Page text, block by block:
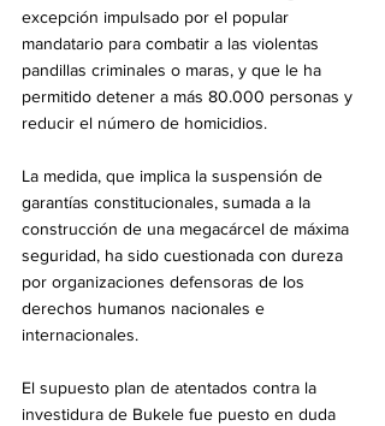
excepción impulsado por el popular
mandatario para combatir a las violentas
pandillas criminales o maras, y que le ha
permitido detener a más 80.000 personas y
reducir el número de homicidios.
La medida, que implica la suspensión de
garantías constitucionales, sumada a la
construcción de una megacárcel de máxima
seguridad, ha sido cuestionada con dureza
por organizaciones defensoras de los
derechos humanos nacionales e
internacionales.
El supuesto plan de atentados contra la
investidura de Bukele fue puesto en duda